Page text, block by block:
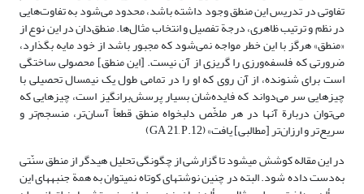
تفاوتی در تدریس این منطق وجود داشته باشد، محدود می‌شود به تفاوت‌هایی
در نظم و ترتیب ظاهری، درجة تفصیل و انتخاب مثال‌ها. منطق‌دان در این نوع از
«منطق» هرگز با این خطر مواجه نمی‌شود که مجبور باشد از خود مایه بگذارد،
ضرورتی که فلسفه‌ورزی را گریزی از آن نیست. [این منطق] محصولی ساختگی
است برای شنونده، از آن روی که او را در تمامی طول یک نیمسال تحصیلی با
چیزهایی سر می‌دواند که فایده‌شان بسیار پرسش‌برانگیز است، چیزهایی که
می‌توان دربارة آنها در هر ملخّص دلبخواه منطق قطعاً آسان‌تر، منسجم‌تر و
سریع‌تر و ارزان‌تر [مطالبی] یافت» (GA 21, P.12)
در این مقاله کوشش مى‏شود تا گزارشى از چگونگى تحلیل هیدگر از منطق سنّتى
به‌دست داده شود. البته در چنین نوشته‏اى کوتاه نمى‏توان به همة جنبه‏هاى این